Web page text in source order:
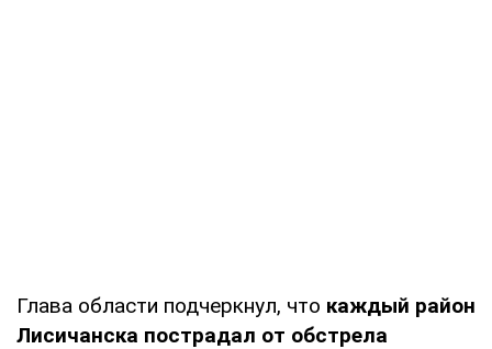
Глава области подчеркнул, что каждый район
Лисичанска пострадал от обстрела